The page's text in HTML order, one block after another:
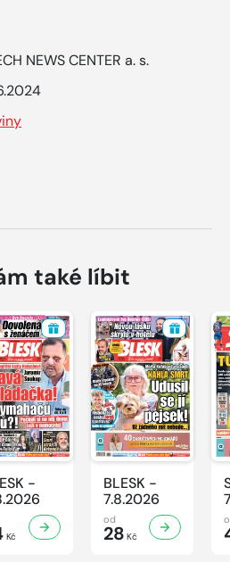
NEWS CENTER a. s.
také líbit
-
Kč
BLESK -
7.8.2026
od
28 Kč